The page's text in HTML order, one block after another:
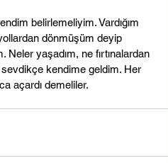
belirlemeliyim. Vardığım
dönmüşüm deyip
yaşadım, ne fırtınalardan
kendime geldim. Her
açardı demeliler.